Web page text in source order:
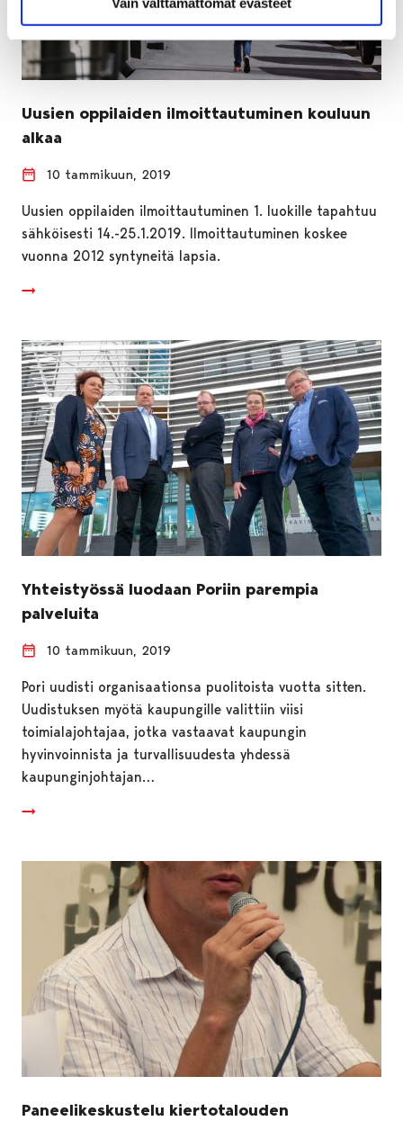
Uusien oppilaiden ilmoittautuminen kouluun
alkaa
10 tammikuun, 2019
Uusien oppilaiden ilmoittautuminen 1. luokille tapahtuu
sähköisesti 14.-25.1.2019. Ilmoittautuminen koskee
vuonna 2012 syntyneitä lapsia.
Yhteistyössä luodaan Poriin parempia
palveluita
10 tammikuun, 2019
Pori uudisti organisaationsa puolitoista vuotta sitten.
Uudistuksen myötä kaupungille valittiin viisi
toimialajohtajaa, jotka vastaavat kaupungin
hyvinvoinnista ja turvallisuudesta yhdessä
kaupunginjohtajan…
Paneelikeskustelu kiertotalouden